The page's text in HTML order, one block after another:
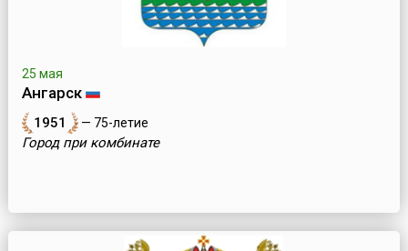
25 мая
Ангарск
1951 — 75-летие
Город при комбинате